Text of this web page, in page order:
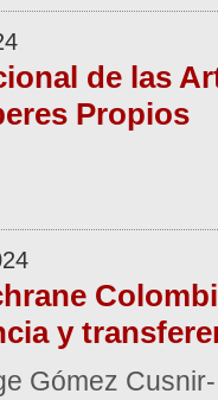
de las
Propios
y
Gómez